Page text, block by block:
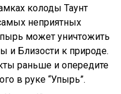
колоды Таунт
неприятных
может уничтожить
и Близости к природе.
раньше и опередите
в руке “Упырь”.